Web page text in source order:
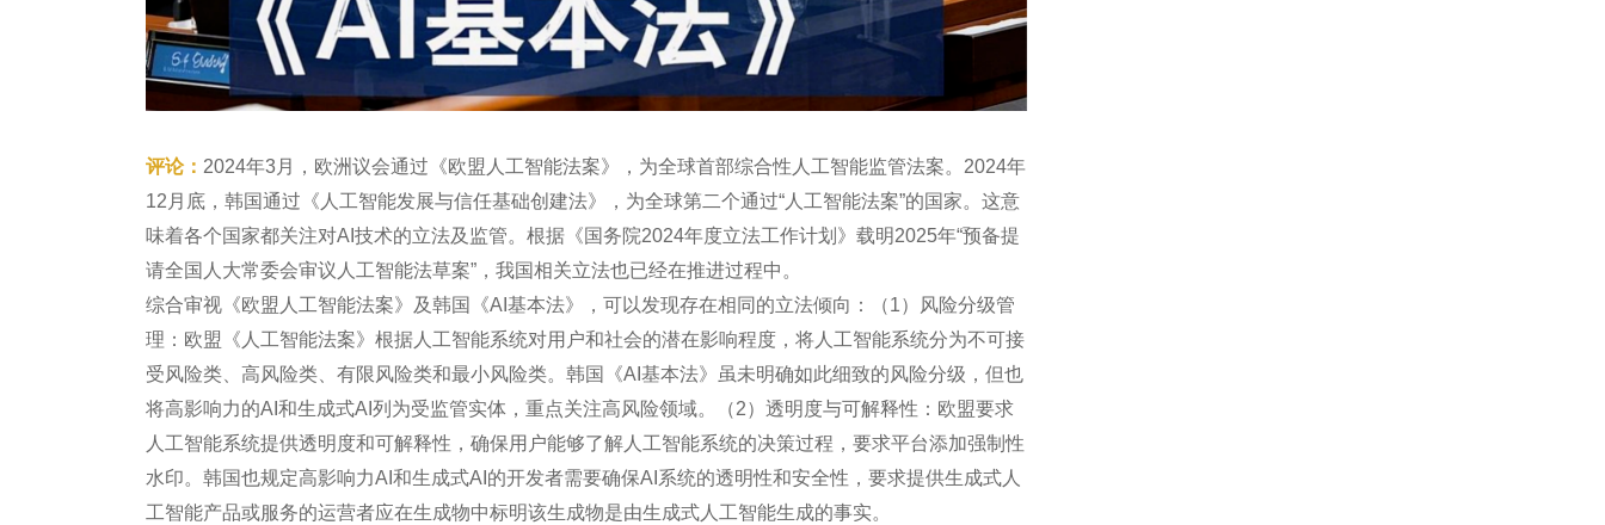
评论： 2024年3月，欧洲议会通过《欧盟人工智能法案》，为全球首部综合性人工智能监管法案。2024年
12月底，韩国通过《人工智能发展与信任基础创建法》，为全球第二个通过“人工智能法案”的国家。这意
味着各个国家都关注对AI技术的立法及监管。根据《国务院2024年度立法工作计划》载明2025年“预备提
请全国人大常委会审议人工智能法草案”，我国相关立法也已经在推进过程中。
综合审视《欧盟人工智能法案》及韩国《AI基本法》，可以发现存在相同的立法倾向：（1）风险分级管
理：欧盟《人工智能法案》根据人工智能系统对用户和社会的潜在影响程度，将人工智能系统分为不可接
受风险类、高风险类、有限风险类和最小风险类。韩国《AI基本法》虽未明确如此细致的风险分级，但也
将高影响力的AI和生成式AI列为受监管实体，重点关注高风险领域。（2）透明度与可解释性：欧盟要求
人工智能系统提供透明度和可解释性，确保用户能够了解人工智能系统的决策过程，要求平台添加强制性
水印。韩国也规定高影响力AI和生成式AI的开发者需要确保AI系统的透明性和安全性，要求提供生成式人
工智能产品或服务的运营者应在生成物中标明该生成物是由生成式人工智能生成的事实。